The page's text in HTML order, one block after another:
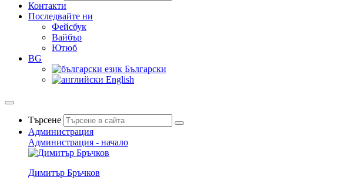
Контакти
Последвайте ни
Фейсбук
Вайбър
Ютюб
BG
Български
English
Търсене
Администрация
Администрация - начало
Димитър Бръчков